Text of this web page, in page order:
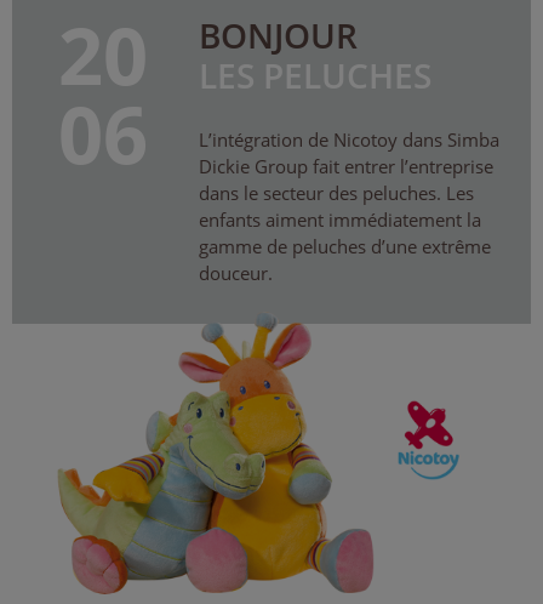
20
06
BONJOUR
LES PELUCHES
L’intégration de Nicotoy dans Simba
Dickie Group fait entrer l’entreprise
dans le secteur des peluches. Les
enfants aiment immédiatement la
gamme de peluches d’une extrême
douceur.